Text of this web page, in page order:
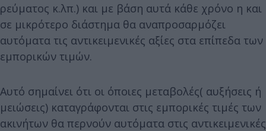
ρεύματος κ.λπ.) και με βάση αυτά κάθε χρόνο η και
σε μικρότερο διάστημα θα αναπροσαρμόζει
αυτόματα τις αντικειμενικές αξίες στα επίπεδα των
εμπορικών τιμών.
Αυτό σημαίνει ότι οι όποιες μεταβολές( αυξήσεις ή
μειώσεις) καταγράφονται στις εμπορικές τιμές των
ακινήτων θα περνούν αυτόματα στις αντικειμενικές